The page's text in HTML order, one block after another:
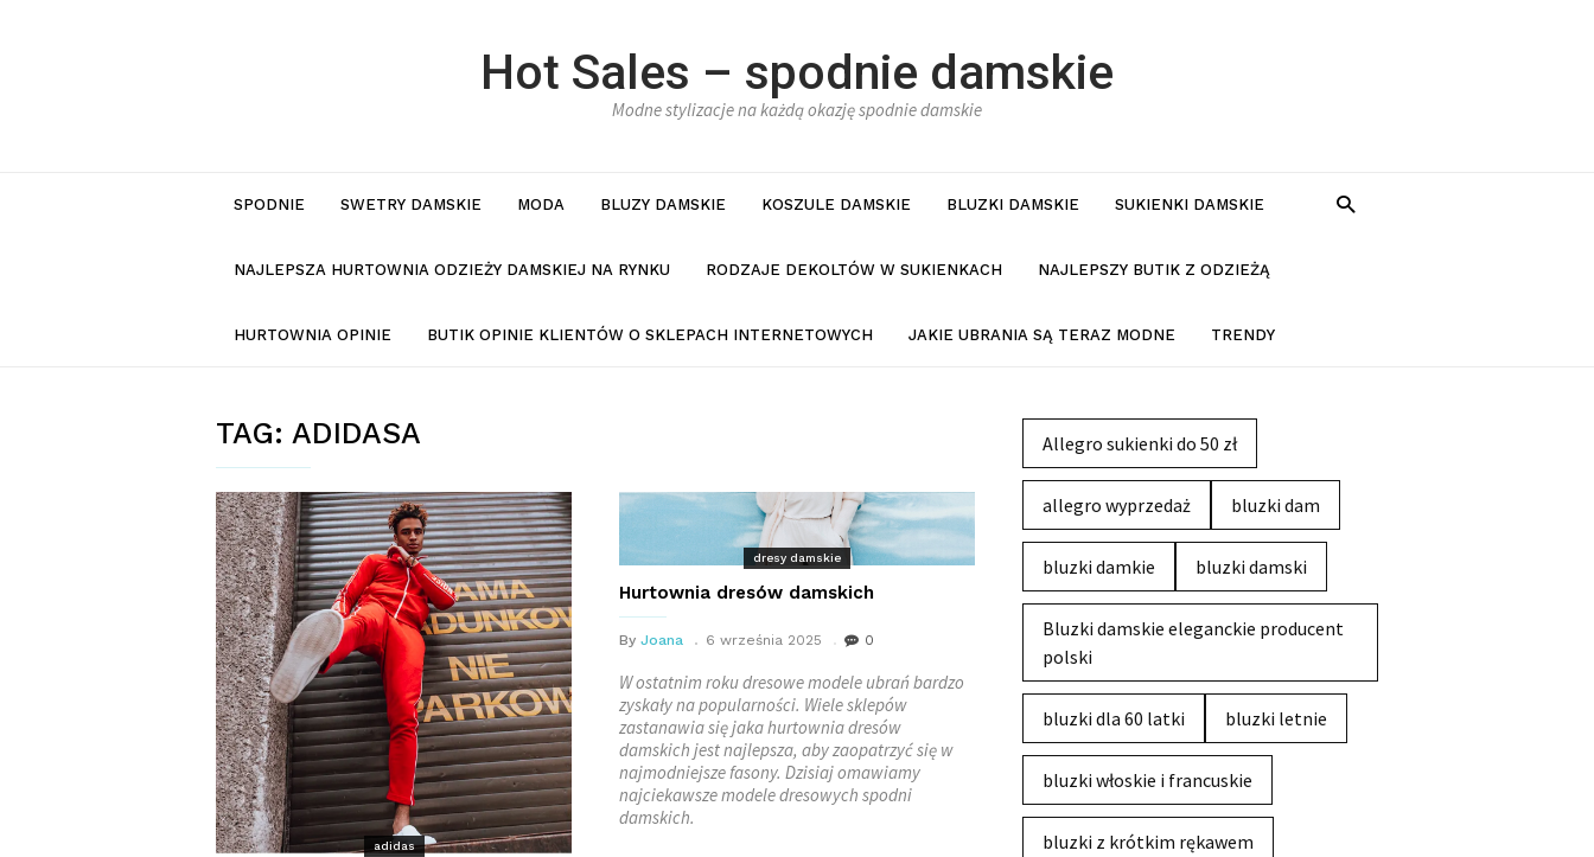
Hot Sales – spodnie damskie
Modne stylizacje na każdą okazję spodnie damskie
SPODNIE SWETRY DAMSKIE MODA BLUZY DAMSKIE KOSZULE DAMSKIE BLUZKI DAMSKIE SUKIENKI DAMSKIE
NAJLEPSZA HURTOWNIA ODZIEŻY DAMSKIEJ NA RYNKU RODZAJE DEKOLTÓW W SUKIENKACH NAJLEPSZY BUTIK Z ODZIEŻĄ
HURTOWNIA OPINIE BUTIK OPINIE KLIENTÓW O SKLEPACH INTERNETOWYCH JAKIE UBRANIA SĄ TERAZ MODNE TRENDY
TAG: ADIDASA
adidas
dresy damskie
Hurtownia dresów damskich
By Joana 6 września 2025 0
W ostatnim roku dresowe modele ubrań bardzo
zyskały na popularności. Wiele sklepów
zastanawia się jaka hurtownia dresów
damskich jest najlepsza, aby zaopatrzyć się w
najmodniejsze fasony. Dzisiaj omawiamy
najciekawsze modele dresowych spodni
damskich.
Allegro sukienki do 50 zł
allegro wyprzedaż bluzki dam
bluzki damkie bluzki damski
Bluzki damskie eleganckie producent
polski
bluzki dla 60 latki bluzki letnie
bluzki włoskie i francuskie
bluzki z krótkim rękawem